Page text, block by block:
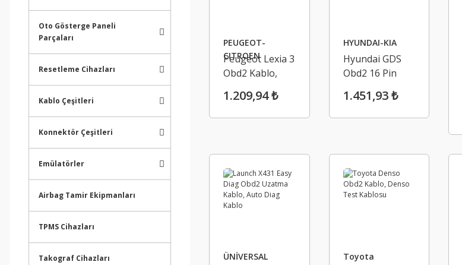
Oto Gösterge Paneli
Parçaları
Resetleme Cihazları
Kablo Çeşitleri
Konnektör Çeşitleri
Emülatörler
Airbag Tamir Ekipmanları
TPMS Cihazları
Takograf Cihazları
PEUGEOT-
CITROEN
Peugeot Lexia 3
Obd2 Kablo,
Obd2 Kablo
1.209,94 ₺
HYUNDAI-KIA
Hyundai GDS
Obd2 16 Pin
Obd2 16 Pin
Kablo
1.451,93 ₺
ÜNİVERSAL Toyota